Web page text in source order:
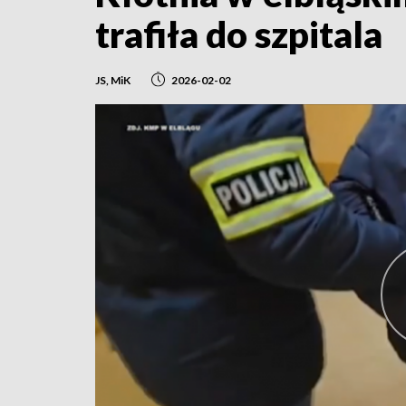
trafiła do szpitala
JS, MiK 2026-02-02